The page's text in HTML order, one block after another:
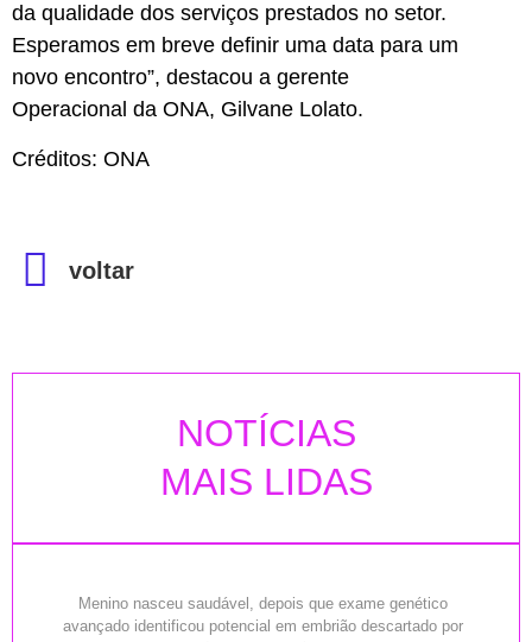
da qualidade dos serviços prestados no setor.
Esperamos em breve definir uma data para um
novo encontro”, destacou a gerente
Operacional da ONA, Gilvane Lolato.
Créditos: ONA
voltar
NOTÍCIAS
MAIS LIDAS
Menino nasceu saudável, depois que exame genético
avançado identificou potencial em embrião descartado por